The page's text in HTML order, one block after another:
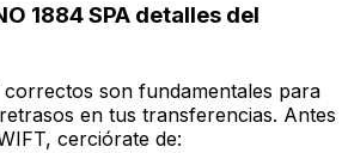
1884 SPA detalles del
correctos son fundamentales para
en tus transferencias. Antes
cerciórate de: